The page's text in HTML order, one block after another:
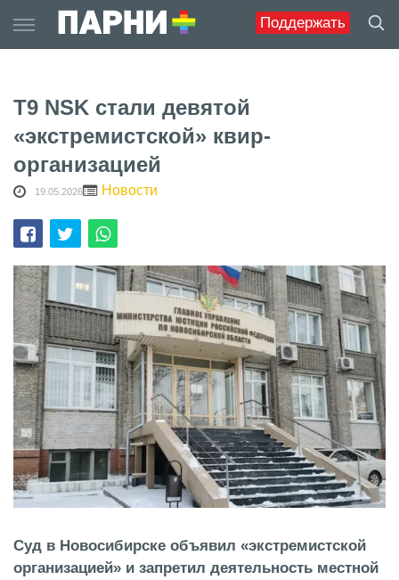
Поддержать
to
content
Т9 NSK стали девятой
«экстремистской» квир-
организацией
19.05.2026 Новости
Суд в Новосибирске объявил «экстремистской
организацией» и запретил деятельность местной